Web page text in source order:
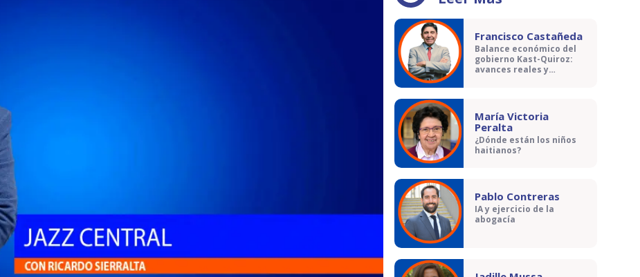
Francisco Castañeda
Balance económico del
gobierno Kast-Quiroz:
avances reales y
María Victoria
Peralta
¿Dónde están los niños
haitianos?
Pablo Contreras
IA y ejercicio de la
abogacía